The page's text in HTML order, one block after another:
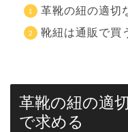
革靴の紐の適切
靴紐は通販で買
革靴の紐の適
で求める